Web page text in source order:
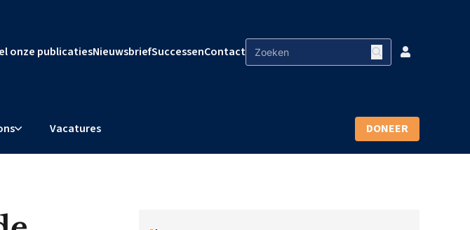
onze publicatiesNieuwsbriefSuccessenContact
Vacatures DONEER